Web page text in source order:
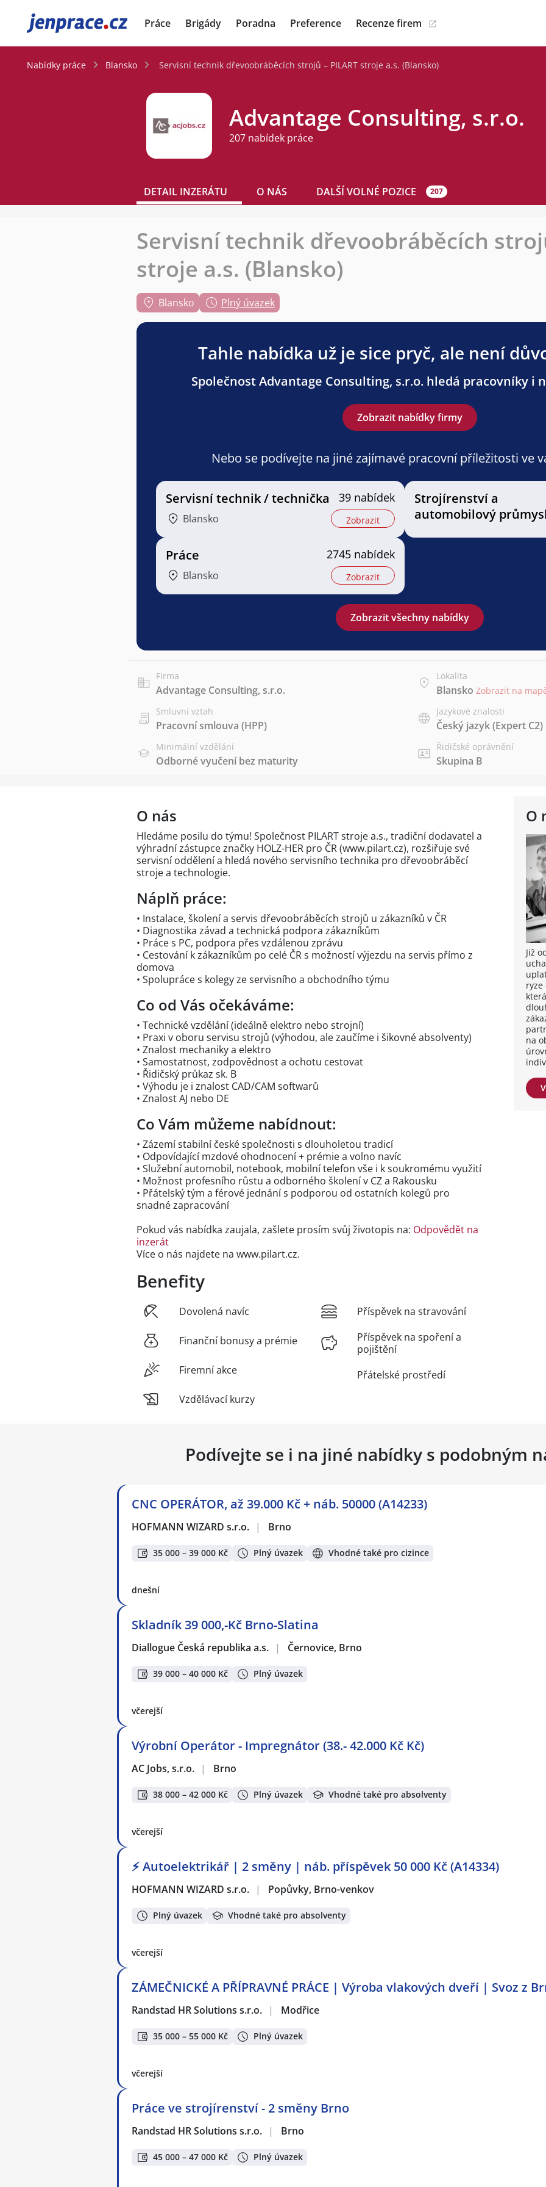
JenPráce.cz Práce Brigády Poradna Preference Recenze firem
Nabídky práce Blansko Servisní technik dřevoobráběcích strojů – PILART stroje a.s. (Blansko)
Advantage Consulting, s.r.o.
207 nabídek práce
DETAIL INZERÁTU O NÁS DALŠÍ VOLNÉ POZICE 207
Servisní technik dřevoobráběcích
stroje a.s. (Blansko)
Blansko Plný úvazek
Tahle nabídka už je sice pryč, ale není
Společnost Advantage Consulting, s.r.o. hledá pracovníky i
Zobrazit nabídky firmy
Nebo se podívejte na jiné zajímavé pracovní příležitosti ve
Servisní technik / technička
Blansko
39 nabídek
Zobrazit
Strojírenství a
automobilový průmysl
Práce
Blansko
2745 nabídek
Zobrazit
Zobrazit všechny nabídky
Firma
Advantage Consulting, s.r.o.
Lokalita
Blansko Zobrazit na
Smluvní vztah
Pracovní smlouva (HPP)
Jazykové znalosti
Český jazyk(Expert C2)
Minimální vzdělání
Odborné vyučení bez maturity
Řidičské oprávnění
Skupina B
O
Již
ryze
na
O nás
Hledáme posilu do týmu! Společnost PILART stroje a.s., tradiční dodavatel a
výhradní zástupce značky HOLZ-HER pro ČR (www.pilart.cz), rozšiřuje své
servisní oddělení a hledá nového servisního technika pro dřevoobráběcí
stroje a technologie.
Náplň práce:
• Instalace, školení a servis dřevoobráběcích strojů u zákazníků v ČR
• Diagnostika závad a technická podpora zákazníkům
• Práce s PC, podpora přes vzdálenou zprávu
• Cestování k zákazníkům po celé ČR s možností výjezdu na servis přímo z
domova
• Spolupráce s kolegy ze servisního a obchodního týmu
Co od Vás očekáváme:
• Technické vzdělání (ideálně elektro nebo strojní)
• Praxi v oboru servisu strojů (výhodou, ale zaučíme i šikovné absolventy)
• Znalost mechaniky a elektro
• Samostatnost, zodpovědnost a ochotu cestovat
• Řidičský průkaz sk. B
• Výhodu je i znalost CAD/CAM softwarů
• Znalost AJ nebo DE
Co Vám můžeme nabídnout:
• Zázemí stabilní české společnosti s dlouholetou tradicí
• Odpovídající mzdové ohodnocení + prémie a volno navíc
• Služební automobil, notebook, mobilní telefon vše i k soukromému využití
• Možnost profesního růstu a odborného školení v CZ a Rakousku
• Přátelský tým a férové jednání s podporou od ostatních kolegů pro
snadné zapracování
Pokud vás nabídka zaujala, zašlete prosím svůj životopis na: Odpovědět na
inzerát
Více o nás najdete na www.pilart.cz.
Benefity
Dovolená navíc
Finanční bonusy a prémie
Firemní akce
Vzdělávací kurzy
Příspěvek na stravování
Příspěvek na spoření a
pojištění
Přátelské prostředí
Podívejte se i na jiné nabídky s podobným
CNC OPERÁTOR, až 39.000 Kč + náb. 50000 (A14233)
HOFMANN WIZARD s.r.o. | Brno
35 000 – 39 000 Kč Plný úvazek Vhodné také pro cizince
dnešní
Skladník 39 000,-Kč Brno-Slatina
Diallogue Česká republika a.s. | Černovice, Brno
39 000 – 40 000 Kč Plný úvazek
včerejší
Výrobní Operátor - Impregnátor (38.- 42.000 Kč Kč)
AC Jobs, s.r.o. | Brno
38 000 – 42 000 Kč Plný úvazek Vhodné také pro absolventy
včerejší
⚡ Autoelektrikář | 2 směny | náb. příspěvek 50 000 Kč (A14334)
HOFMANN WIZARD s.r.o. | Popůvky, Brno-venkov
Plný úvazek Vhodné také pro absolventy
včerejší
ZÁMEČNICKÉ A PŘÍPRAVNÉ PRÁCE | Výroba vlakových dveří | Svoz z
Randstad HR Solutions s.r.o. | Modřice
35 000 – 55 000 Kč Plný úvazek
včerejší
Práce ve strojírenství - 2 směny Brno
Randstad HR Solutions s.r.o. | Brno
45 000 – 47 000 Kč Plný úvazek